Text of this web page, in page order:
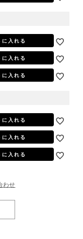
に入れる
に入れる
に入れる
に入れる
に入れる
に入れる
わせ